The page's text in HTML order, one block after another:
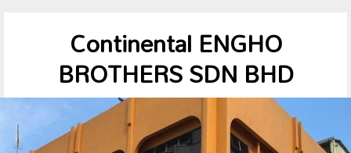
Continental ENGHO
BROTHERS SDN BHD